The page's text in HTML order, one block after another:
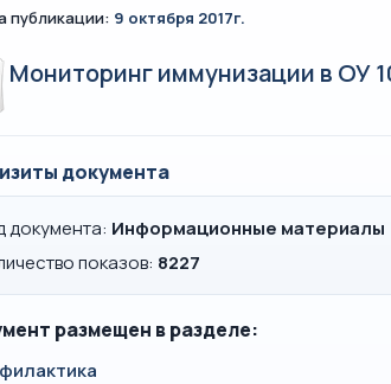
публикации: 9 октября 2017г.
Мониторинг иммунизации в ОУ
документа
документа: Информационные материалы
показов: 8227
размещен в разделе: